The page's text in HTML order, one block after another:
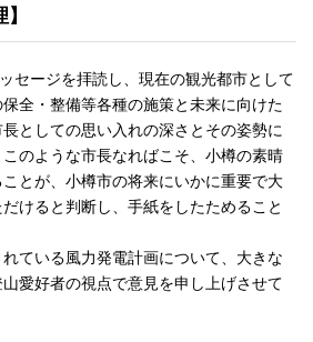
セージを拝読し、現在の観光都市として
全・整備等各種の施策と未来に向けた
としての思い入れの深さとその姿勢に
のような市長なればこそ、小樽の素晴
とが、小樽市の将来にいかに重要で大
けると判断し、手紙をしたためること
ている風力発電計画について、大きな
愛好者の視点で意見を申し上げさせて